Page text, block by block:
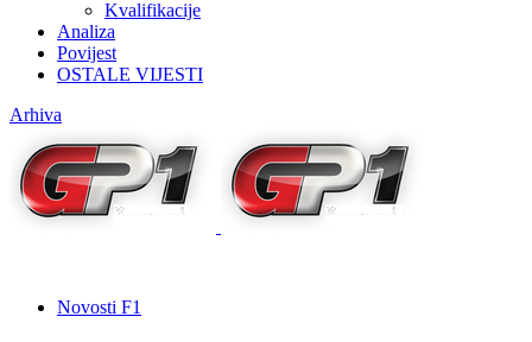
Kvalifikacije
Analiza
Povijest
OSTALE VIJESTI
Arhiva
Novosti F1